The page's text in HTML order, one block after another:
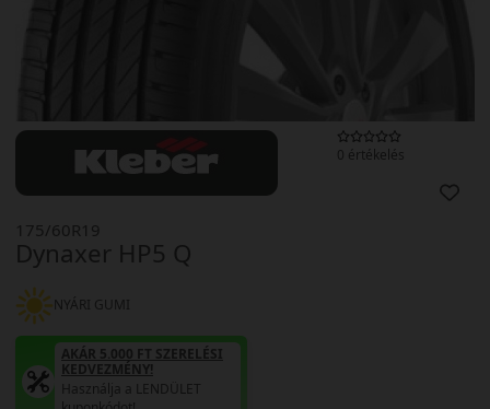
0 értékelés
Dynaxer HP5 Q
175/60R19
NYÁRI GUMI
AKÁR 5.000 FT SZERELÉSI
KEDVEZMÉNY!
Használja a LENDÜLET